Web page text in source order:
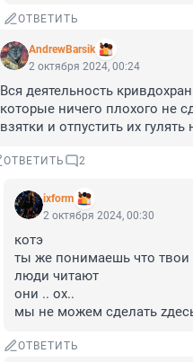
ОТВЕТИТЬ
AndrewBarsik
2 октября 2024, 00:24
Вся деятельность
которые ничего плохого не
взятки и отпустить их
ОТВЕТИТЬ 2
ixform
2 октября 2024, 00:30
котэ
ты же понимаешь что твои
люди читают
они .. ох..
мы не можем сделать
ОТВЕТИТЬ